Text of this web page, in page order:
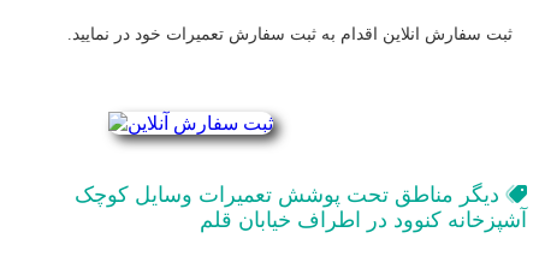
ثبت سفارش انلاین اقدام به ثبت سفارش تعمیرات خود در نمایید.
دیگر مناطق تحت پوشش تعمیرات وسایل کوچک
آشپزخانه کنوود در اطراف خیابان قلم